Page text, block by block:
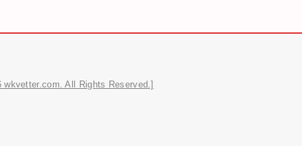
wkvetter.com. All Rights Reserved.]